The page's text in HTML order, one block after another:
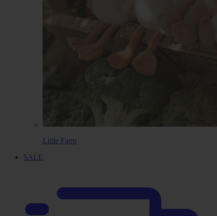
Little Farm
SALE